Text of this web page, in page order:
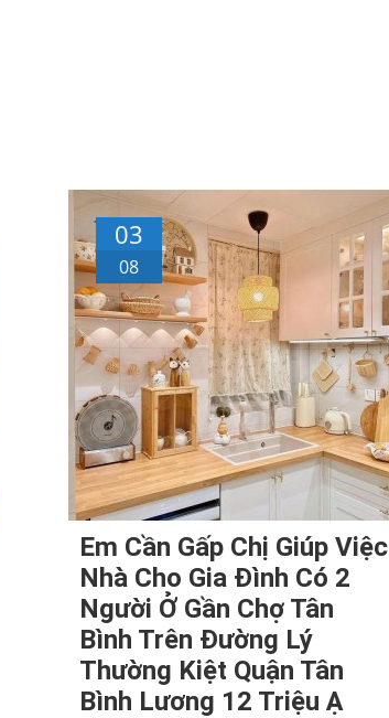
03
08
Em Cần Gấp Chị Giúp Việc
Nhà Cho Gia Đình Có 2
Người Ở Gần Chợ Tân
Bình Trên Đường Lý
Thường Kiệt Quận Tân
Bình Lương 12 Triệu Ạ